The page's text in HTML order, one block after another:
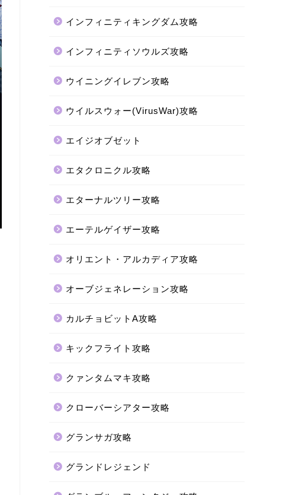
インフィニティキングダム攻略
インフィニティソウルズ攻略
ウイニングイレブン攻略
ウイルスウォー(VirusWar)攻略
エイジオブゼット
エタクロニクル攻略
エターナルツリー攻略
エーテルゲイザー攻略
オリエント・アルカディア攻略
オーブジェネレーション攻略
カルチョビットA攻略
キックフライト攻略
クァンタムマキ攻略
クローバーシアター攻略
グランサガ攻略
グランドレジェンド